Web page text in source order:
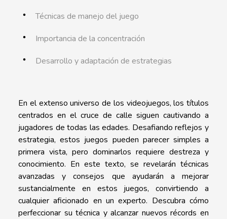
Técnicas de manejo del juego
Importancia de la concentración
Desarrollo y adaptación de estrategias
En el extenso universo de los videojuegos, los títulos
centrados en el cruce de calle siguen cautivando a
jugadores de todas las edades. Desafiando reflejos y
estrategia, estos juegos pueden parecer simples a
primera vista, pero dominarlos requiere destreza y
conocimiento. En este texto, se revelarán técnicas
avanzadas y consejos que ayudarán a mejorar
sustancialmente en estos juegos, convirtiendo a
cualquier aficionado en un experto. Descubra cómo
perfeccionar su técnica y alcanzar nuevos récords en